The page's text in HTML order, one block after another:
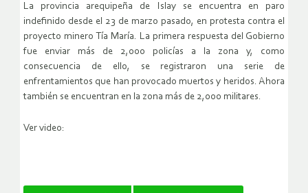
La provincia arequipeña de Islay se encuentra en paro
indefinido desde el 23 de marzo pasado, en protesta contra el
proyecto minero Tía María. La primera respuesta del Gobierno
fue enviar más de 2,000 policías a la zona y, como
consecuencia de ello, se registraron una serie de
enfrentamientos que han provocado muertos y heridos. Ahora
también se encuentran en la zona más de 2,000 militares.
Ver video: